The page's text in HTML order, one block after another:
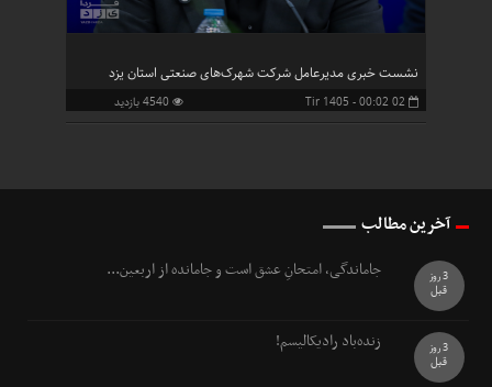
نشست خبری مدیرعامل شرکت شهرک‌های صنعتی استان یزد
02 Tir 1405 - 00:02 4540 بازدید
آخرین مطالب
جاماندگی، امتحانِ عشق است و جامانده از اربعین... 3 روز
قبل
زنده‌باد رادیکالیسم! 3 روز
قبل